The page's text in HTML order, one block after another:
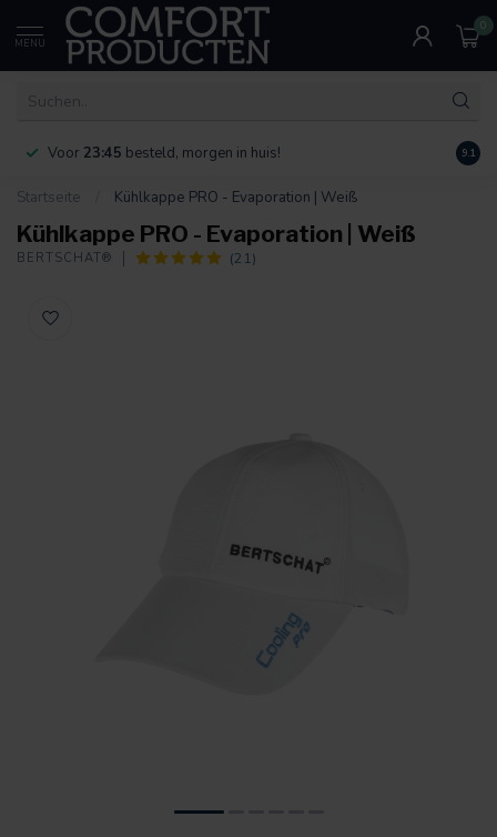
MENU
0
Voor 23:45 besteld, morgen in huis! 9.1
Startseite Kühlkappe PRO - Evaporation | Weiß
Kühlkappe PRO - Evaporation | Weiß
BERTSCHAT® (21)